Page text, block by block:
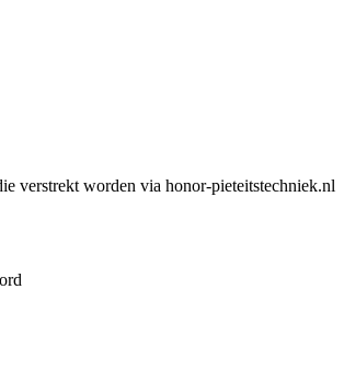
verstrekt worden via honor-pieteitstechniek.nl